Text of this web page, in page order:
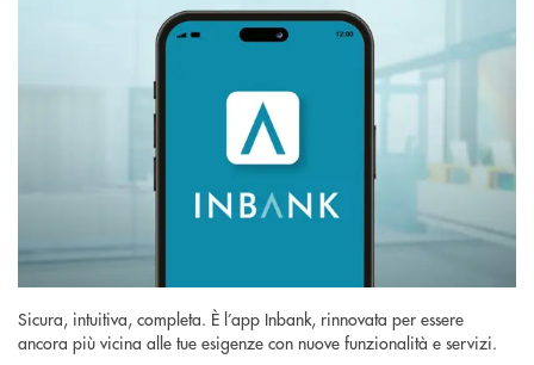
Sicura, intuitiva, completa. È l’app Inbank, rinnovata per essere
ancora più vicina alle tue esigenze con nuove funzionalità e servizi.